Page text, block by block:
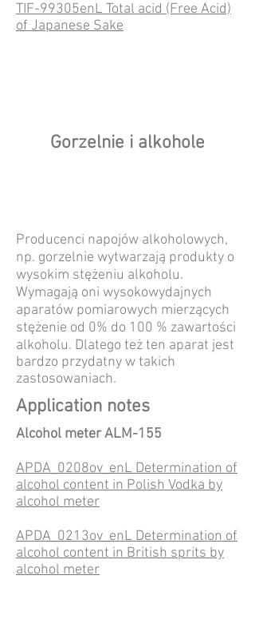
TIF-99305enL Total acid (Free Acid)
of Japanese Sake
Gorzelnie i alkohole
Producenci napojów alkoholowych,
np. gorzelnie wytwarzają produkty o
wysokim stężeniu alkoholu.
Wymagają oni wysokowydajnych
aparatów pomiarowych mierzących
stężenie od 0% do 100 % zawartości
alkoholu. Dlatego też ten aparat jest
bardzo przydatny w takich
zastosowaniach.
Application notes
Alcohol meter ALM-155
APDA_0208ov_enL Determination of
alcohol content in Polish Vodka by
alcohol meter
APDA_0213ov_enL Determination of
alcohol content in British sprits by
alcohol meter